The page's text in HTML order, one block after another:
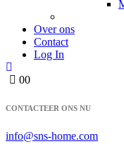
Over ons
Contact
Log In
00
CONTACTEER ONS NU
info@sns-home.com